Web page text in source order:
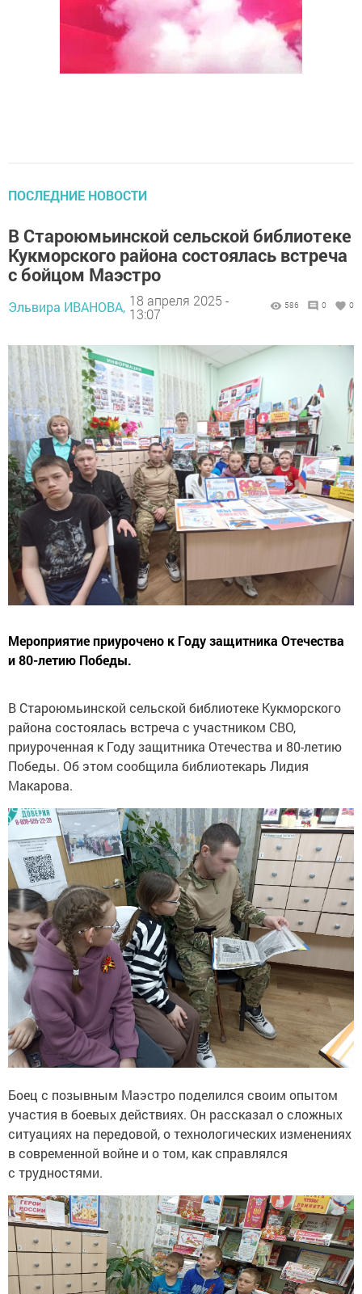
ПОСЛЕДНИЕ НОВОСТИ
В Староюмьинской сельской библиотеке
Кукморского района состоялась встреча
с бойцом Маэстро
Эльвира ИВАНОВА, 18 апреля 2025 -
13:07
586 0 0
Мероприятие приурочено к Году защитника Отечества
и 80-летию Победы.
В Староюмьинской сельской библиотеке Кукморского
района состоялась встреча с участником СВО,
приуроченная к Году защитника Отечества и 80-летию
Победы. Об этом сообщила библиотекарь Лидия
Макарова.
Боец с позывным Маэстро поделился своим опытом
участия в боевых действиях. Он рассказал о сложных
ситуациях на передовой, о технологических изменениях
в современной войне и о том, как справлялся
с трудностями.